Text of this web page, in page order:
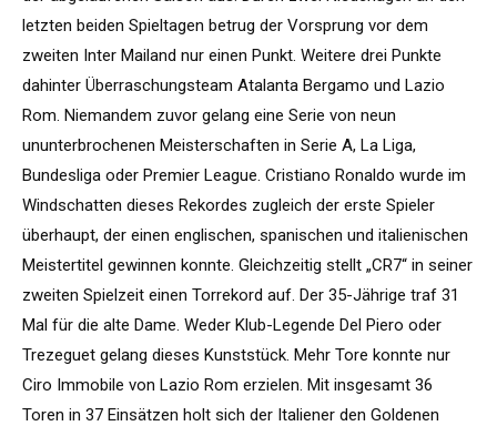
letzten beiden Spieltagen betrug der Vorsprung vor dem
zweiten Inter Mailand nur einen Punkt. Weitere drei Punkte
dahinter Überraschungsteam Atalanta Bergamo und Lazio
Rom. Niemandem zuvor gelang eine Serie von neun
ununterbrochenen Meisterschaften in Serie A, La Liga,
Bundesliga oder Premier League. Cristiano Ronaldo wurde im
Windschatten dieses Rekordes zugleich der erste Spieler
überhaupt, der einen englischen, spanischen und italienischen
Meistertitel gewinnen konnte. Gleichzeitig stellt „CR7“ in seiner
zweiten Spielzeit einen Torrekord auf. Der 35-Jährige traf 31
Mal für die alte Dame. Weder Klub-Legende Del Piero oder
Trezeguet gelang dieses Kunststück. Mehr Tore konnte nur
Ciro Immobile von Lazio Rom erzielen. Mit insgesamt 36
Toren in 37 Einsätzen holt sich der Italiener den Goldenen